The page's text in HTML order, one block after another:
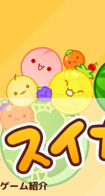
ゲーム紹介